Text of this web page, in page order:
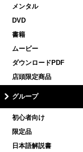
メンタル
DVD
書籍
ムービー
ダウンロードPDF
店頭限定商品
グループ
初心者向け
限定品
日本語解説書